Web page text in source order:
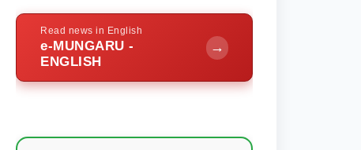
Read news in English
e-MUNGARU -
ENGLISH
→